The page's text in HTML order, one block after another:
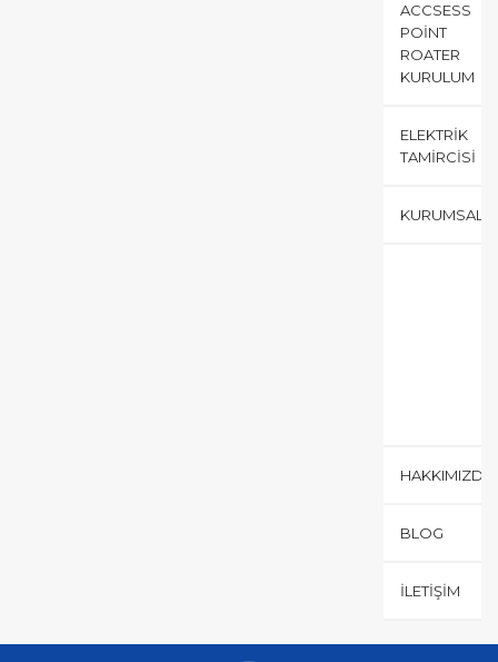
ACCSESS
POINT
ROATER
KURULUM
ELEKTRIK
TAMIRCISI
KURUMSAL
HAKKIMIZDA
BLOG
İLETIŞIM